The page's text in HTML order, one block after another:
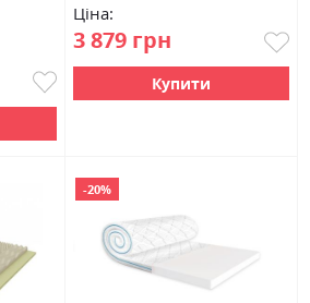
Ціна:
3 879 грн
Купити
-20%